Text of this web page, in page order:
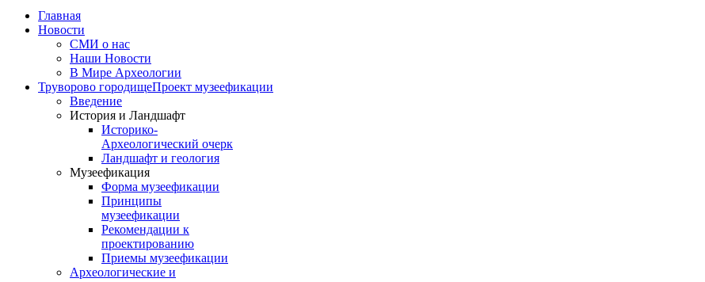
Главная
Новости
СМИ о нас
Наши Новости
В Мире Археологии
Труворово городищеПроект музеефикации
Введение
История и Ландшафт
Историко-
Археологический очерк
Ландшафт и геология
Музеефикация
Форма музеефикации
Принципы
музеефикации
Рекомендации к
проектированию
Приемы музеефикации
Археологические и